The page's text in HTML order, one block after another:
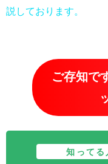
説しております。
ご存知で
知ってる